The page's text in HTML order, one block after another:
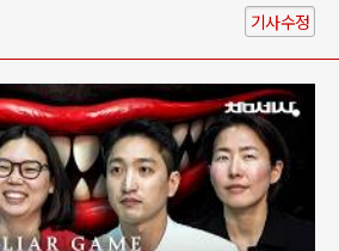
기사수정